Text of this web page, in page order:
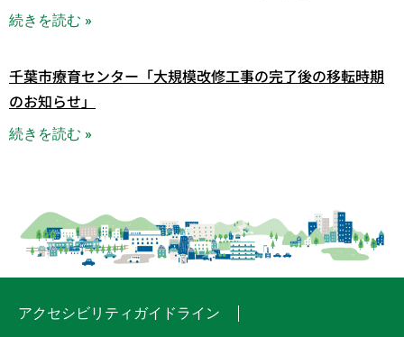
続きを読む »
千葉市療育センター「大規模改修工事の完了後の移転時期
のお知らせ」
続きを読む »
アクセシビリティガイドライン